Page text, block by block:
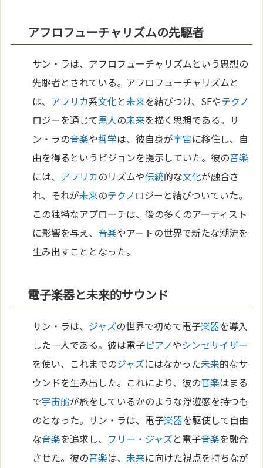
アフロフューチャリズムの先駆者
サン・ラは、アフロフューチャリズムという思想の
先駆者とされている。アフロフューチャリズムと
は、 アフリカ系文化と未来を結びつけ、SFやテクノ
ロジーを通じて黒人の未来を描く思想である。サ
ン・ラの音楽や哲学は、彼自身が宇宙に移住し、自
由を得るというビジョンを提示していた。彼の音楽
には、 アフリカのリズムや伝統的な文化が融合さ
れ、それが未来のテクノ ロジーと結びついていた。
この独特なアプローチは、後の多くのアーティスト
に影響を与え、音楽やアートの世界で新たな潮流を
生み出すこととなった。
電子楽器と未来的サウンド
サン・ラは、 ジャズの世界で初めて電子楽器を導入
した一人である。彼は電子ピアノやシンセサイザー
を使い、これまでのジャズにはなかった未来的なサ
ウンドを生み出した。これにより、彼の音楽はまる
で宇宙船が旅をしているかのような浮遊感を持つも
のとなった。サン・ラは、電子楽器を駆使して自由
な音楽を追求し、 フリー・ジャズと電子音楽を融合
させた。彼の音楽は、未来に向けた視点を持ちなが